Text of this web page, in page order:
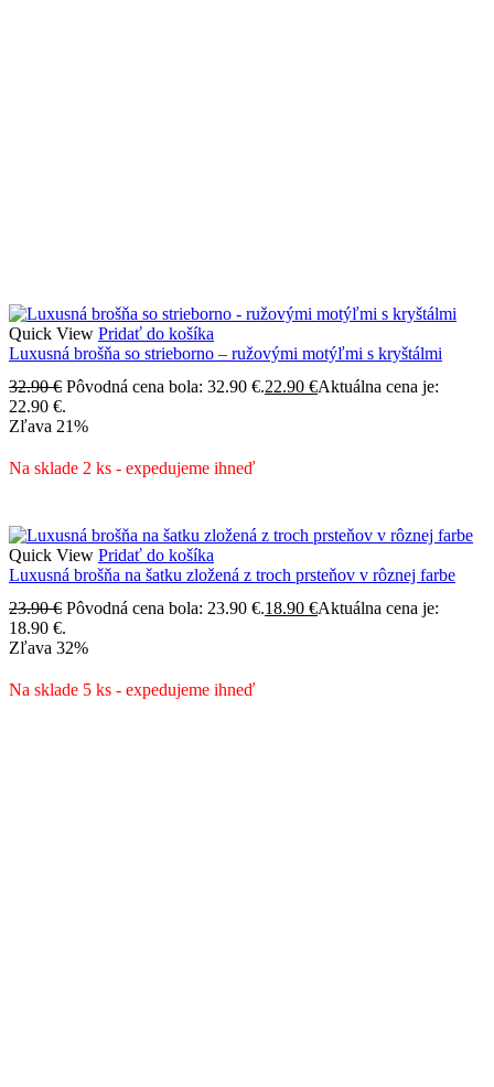
Quick View Pridať do košíka
Luxusná brošňa so strieborno – ružovými motýľmi s kryštálmi
32.90€ Pôvodná cena bola: 32.90 €.22.90 €Aktuálna cena je:
22.90 €.
Zľava 21%
Na sklade 2 ks - expedujeme ihneď
Quick View Pridať do košíka
Luxusná brošňa na šatku zložená z troch prsteňov v rôznej farbe
23.90€ Pôvodná cena bola: 23.90 €.18.90 €Aktuálna cena je:
18.90 €.
Zľava 32%
Na sklade 5 ks - expedujeme ihneď